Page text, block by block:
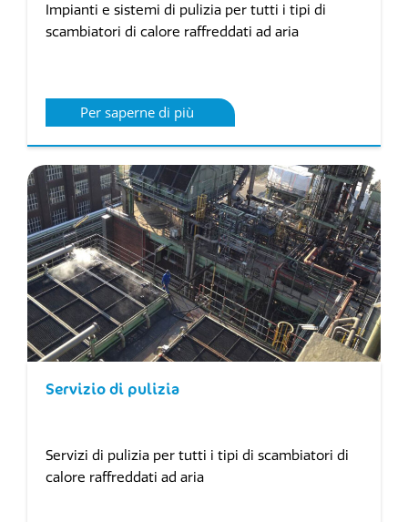
Impianti e sistemi di pulizia per tutti i tipi di
scambiatori di calore raffreddati ad aria
Per saperne di più
Servizio di pulizia
Servizi di pulizia per tutti i tipi di scambiatori di
calore raffreddati ad aria